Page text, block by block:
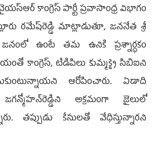
కాంగ్రె‌స్ పార్టీ ‌ప్రవాసాంధ్ర విభాగం
రమేష్‌రెడ్డి మాట్లాడుతూ, జననేత శ్రీ
జనంలో ఉంటే తమ ఉనికి ప్రశ్నార్ధకం
కాంగ్రెస్, ‌టిడిపిలు కుమ్మక్కై సిబిఐని
ఆరోపించారు. ఏడాది
అక్రమంగా జైలులో
తప్పుడు కేసులతో వేధిస్తున్నారని